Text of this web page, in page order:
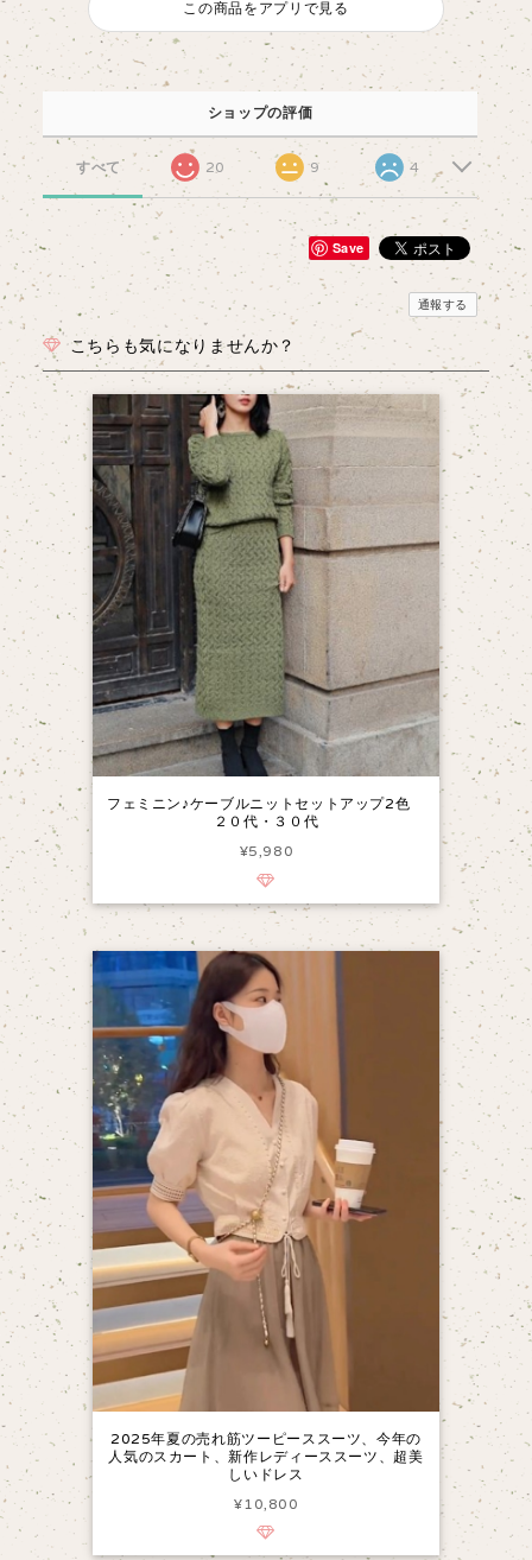
この商品をアプリで見る
ショップの評価
すべて 20 9 4
Save
通報する
こちらも気になりませんか？
フェミニン♪ケーブルニットセットアップ2色
２０代・３０代
¥5,980
2025年夏の売れ筋ツーピーススーツ、今年の
人気のスカート、新作レディーススーツ、超美
しいドレス
¥10,800